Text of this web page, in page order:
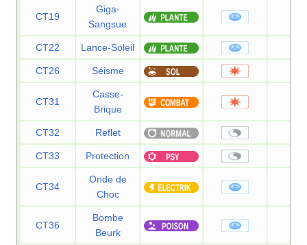
CT19
Giga-
Sangsue
CT22 Lance-Soleil
CT26 Séisme
CT31
Casse-
Brique
CT32 Reflet
CT33 Protection
CT34
Onde de
Choc
CT36
Bombe
Beurk